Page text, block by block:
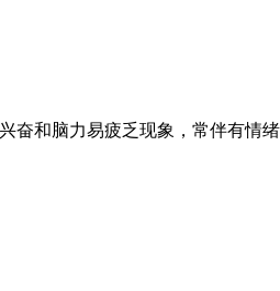
奋和脑力易疲乏现象，常伴有情